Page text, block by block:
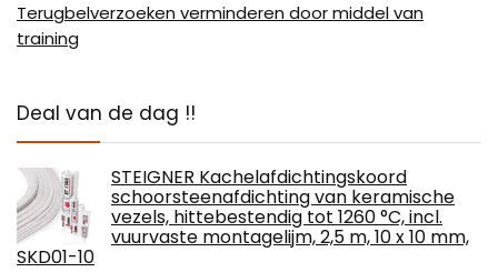
Terugbelverzoeken verminderen door middel van
training
Deal van de dag !!
STEIGNER Kachelafdichtingskoord
schoorsteenafdichting van keramische
vezels, hittebestendig tot 1260 °C, incl.
vuurvaste montagelijm, 2,5 m, 10 x 10 mm,
SKD01-10